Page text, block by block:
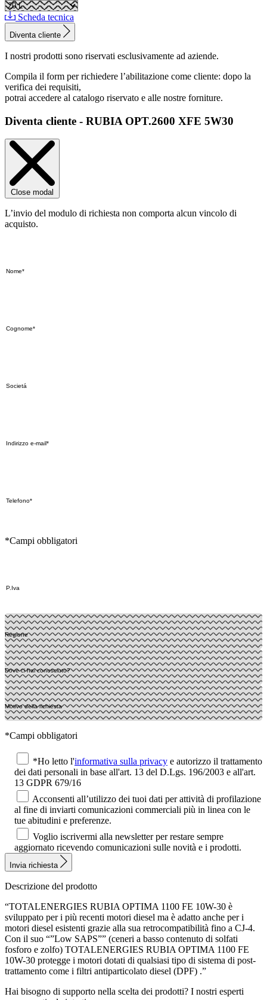
Scheda tecnica
Diventa cliente
I nostri prodotti sono riservati esclusivamente ad aziende.
Compila il form per richiedere l’abilitazione come cliente: dopo la
verifica dei requisiti,
potrai accedere al catalogo riservato e alle nostre forniture.
Diventa cliente - RUBIA OPT.2600 XFE 5W30
Close modal
L’invio del modulo di richiesta non comporta alcun vincolo di
acquisto.
*Campi obbligatori
*Campi obbligatori
*Ho letto l'informativa sulla privacy e autorizzo il trattamento
dei dati personali in base all'art. 13 del D.Lgs. 196/2003 e all'art.
13 GDPR 679/16
Acconsenti all’utilizzo dei tuoi dati per attività di profilazione
al fine di inviarti comunicazioni commerciali più in linea con le
tue abitudini e preferenze.
Voglio iscrivermi alla newsletter per restare sempre
aggiornato ricevendo comunicazioni sulle novità e i prodotti.
Invia richiesta
Descrizione del prodotto
“TOTALENERGIES RUBIA OPTIMA 1100 FE 10W-30 è
sviluppato per i più recenti motori diesel ma è adatto anche per i
motori diesel esistenti grazie alla sua retrocompatibilità fino a CJ-4.
Con il suo “”Low SAPS”” (ceneri a basso contenuto di solfati
fosforo e zolfo) TOTALENERGIES RUBIA OPTIMA 1100 FE
10W-30 protegge i motori dotati di qualsiasi tipo di sistema di post-
trattamento come i filtri antiparticolato diesel (DPF) .”
Hai bisogno di supporto nella scelta dei prodotti? I nostri esperti